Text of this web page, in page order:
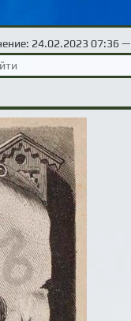
24.02.2023 07:36 —